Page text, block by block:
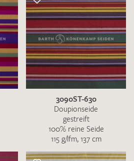
3090ST-630
Doupionseide
gestreift
100% reine Seide
115 g/lfm, 137 cm